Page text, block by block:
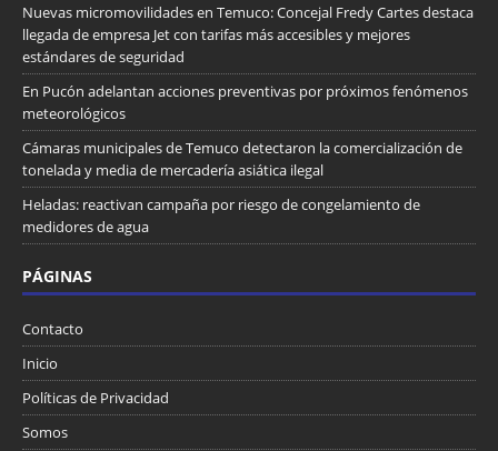
Nuevas micromovilidades en Temuco: Concejal Fredy Cartes destaca
llegada de empresa Jet con tarifas más accesibles y mejores
estándares de seguridad
En Pucón adelantan acciones preventivas por próximos fenómenos
meteorológicos
Cámaras municipales de Temuco detectaron la comercialización de
tonelada y media de mercadería asiática ilegal
Heladas: reactivan campaña por riesgo de congelamiento de
medidores de agua
PÁGINAS
Contacto
Inicio
Políticas de Privacidad
Somos